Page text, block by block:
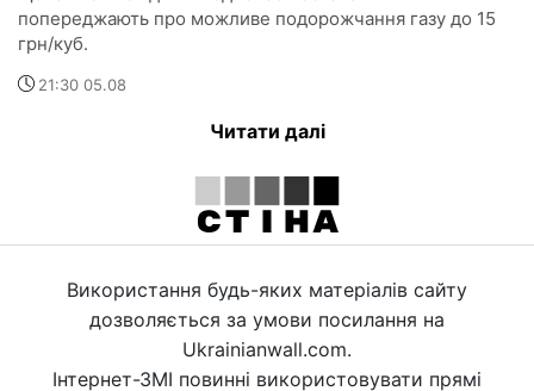
попереджають про можливе подорожчання газу до 15
грн/куб.
21:30 05.08
Читати далі
Використання будь-яких матеріалів сайту
дозволяється за умови посилання на
Ukrainianwall.com.
Інтернет-ЗМІ повинні використовувати прямі